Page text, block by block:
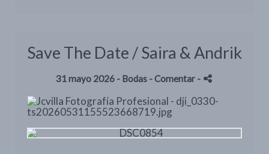
Save The Date / Saira & Andrik
31 mayo 2026 - Bodas - Comentar -